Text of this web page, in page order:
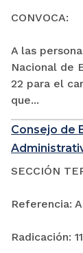
CONVOCA:
A las
Nacional de
22 para el
que...
Consejo de
SECCIÓN
Referencia:
Radicación: